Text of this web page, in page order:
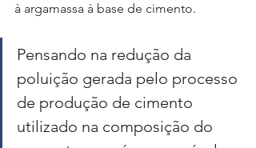
à argamassa à base de cimento.
Pensando na redução da
poluição gerada pelo processo
de produção de cimento
utilizado na composição do